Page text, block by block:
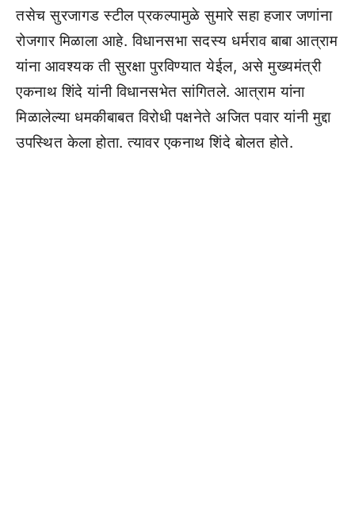
तसेच सुरजागड स्टील प्रकल्पामुळे सुमारे सहा हजार जणांना
रोजगार मिळाला आहे. विधानसभा सदस्य धर्मराव बाबा आत्राम
यांना आवश्यक ती सुरक्षा पुरविण्यात येईल, असे मुख्यमंत्री
एकनाथ शिंदे यांनी विधानसभेत सांगितले. आत्राम यांना
मिळालेल्या धमकीबाबत विरोधी पक्षनेते अजित पवार यांनी मुद्दा
उपस्थित केला होता. त्यावर एकनाथ शिंदे बोलत होते.